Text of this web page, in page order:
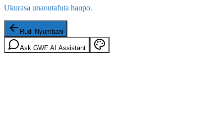
Ukurasa unaoutafuta haupo.
Rudi Nyumbani
Ask GWF AI Assistant